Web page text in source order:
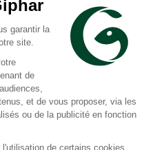
Mepilex Border Flex EM 10
pansements cellulaires